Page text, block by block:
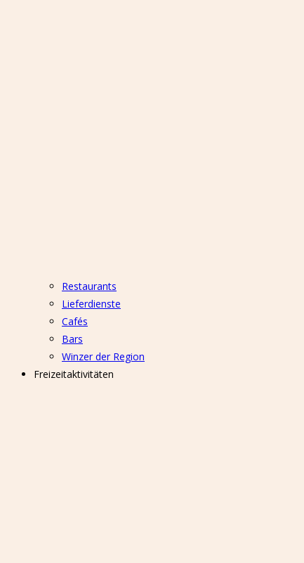
Restaurants
Lieferdienste
Cafés
Bars
Winzer der Region
Freizeitaktivitäten